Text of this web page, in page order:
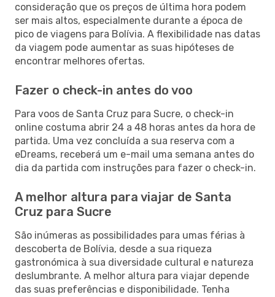
consideração que os preços de última hora podem
ser mais altos, especialmente durante a época de
pico de viagens para Bolívia. A flexibilidade nas datas
da viagem pode aumentar as suas hipóteses de
encontrar melhores ofertas.
Fazer o check-in antes do voo
Para voos de Santa Cruz para Sucre, o check-in
online costuma abrir 24 a 48 horas antes da hora de
partida. Uma vez concluída a sua reserva com a
eDreams, receberá um e-mail uma semana antes do
dia da partida com instruções para fazer o check-in.
A melhor altura para viajar de Santa
Cruz para Sucre
São inúmeras as possibilidades para umas férias à
descoberta de Bolívia, desde a sua riqueza
gastronómica à sua diversidade cultural e natureza
deslumbrante. A melhor altura para viajar depende
das suas preferências e disponibilidade. Tenha